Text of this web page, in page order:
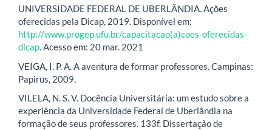
UNIVERSIDADE FEDERAL DE UBERLÂNDIA. Ações
oferecidas pela Dicap, 2019. Disponível em:
http://www.progep.ufu.br/capacitacao(a)coes-oferecidas-
dicap. Acesso em: 20 mar. 2021
VEIGA, I. P. A. A aventura de formar professores. Campinas:
Papirus, 2009.
VILELA, N. S. V. Docência Universitária: um estudo sobre a
experiência da Universidade Federal de Uberlândia na
formação de seus professores. 133f. Dissertação de